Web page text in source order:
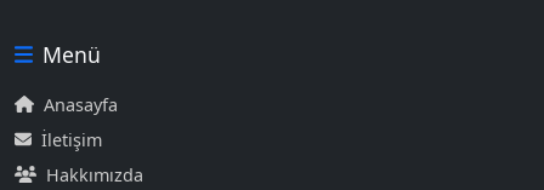
Menü
Anasayfa
İletişim
Hakkımızda